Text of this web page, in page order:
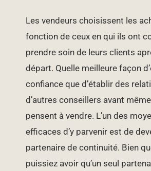
Les vendeurs choisissent les
fonction de ceux en qui ils ont
prendre soin de leurs clients
départ. Quelle meilleure façon
confiance que d’établir des
d’autres conseillers avant même
pensent à vendre. L’un des
efficaces d’y parvenir est de
partenaire de continuité. Bien
puissiez avoir qu’un seul